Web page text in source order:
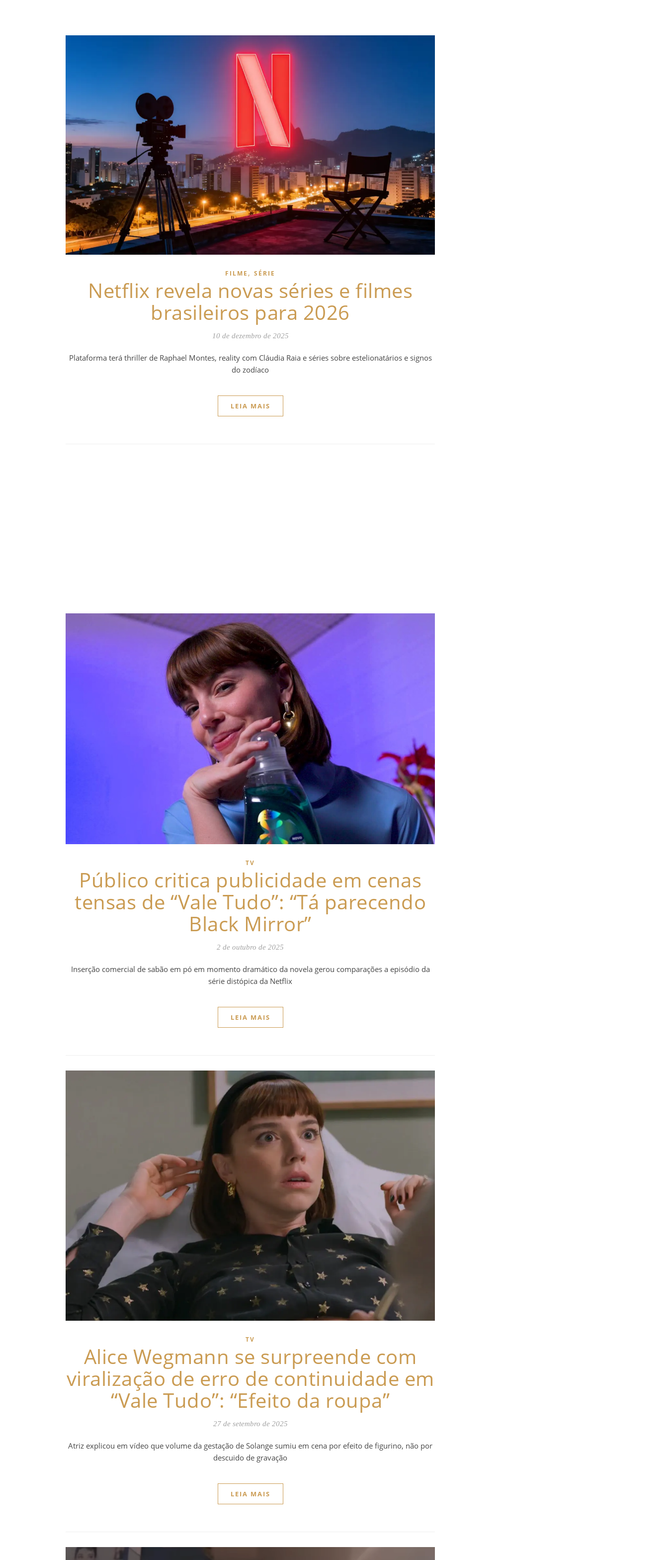
FILME , SÉRIE
Netflix revela novas séries e filmes
brasileiros para 2026
10 de dezembro de 2025
Plataforma terá thriller de Raphael Montes, reality com Cláudia Raia e séries sobre estelionatários e signos
do zodíaco
LEIA MAIS
TV
Público critica publicidade em cenas
tensas de “Vale Tudo”: “Tá parecendo
Black Mirror”
2 de outubro de 2025
Inserção comercial de sabão em pó em momento dramático da novela gerou comparações a episódio da
série distópica da Netflix
LEIA MAIS
TV
Alice Wegmann se surpreende com
viralização de erro de continuidade em
“Vale Tudo”: “Efeito da roupa”
27 de setembro de 2025
Atriz explicou em vídeo que volume da gestação de Solange sumiu em cena por efeito de figurino, não por
descuido de gravação
LEIA MAIS